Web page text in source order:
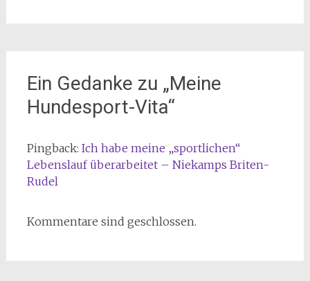
Ein Gedanke zu „Meine
Hundesport-Vita“
Pingback: Ich habe meine „sportlichen“
Lebenslauf überarbeitet – Niekamps Briten-
Rudel
Kommentare sind geschlossen.